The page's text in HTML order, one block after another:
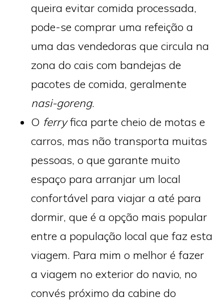
queira evitar comida processada,
pode-se comprar uma refeição a
uma das vendedoras que circula na
zona do cais com bandejas de
pacotes de comida, geralmente
nasi-goreng.
O ferryfica parte cheio de motas e
carros, mas não transporta muitas
pessoas, o que garante muito
espaço para arranjar um local
confortável para viajar a até para
dormir, que é a opção mais popular
entre a população local que faz esta
viagem. Para mim o melhor é fazer
a viagem no exterior do navio, no
convés próximo da cabine do